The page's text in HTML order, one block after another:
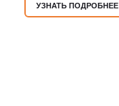
УЗНАТЬ ПОДРОБНЕЕ